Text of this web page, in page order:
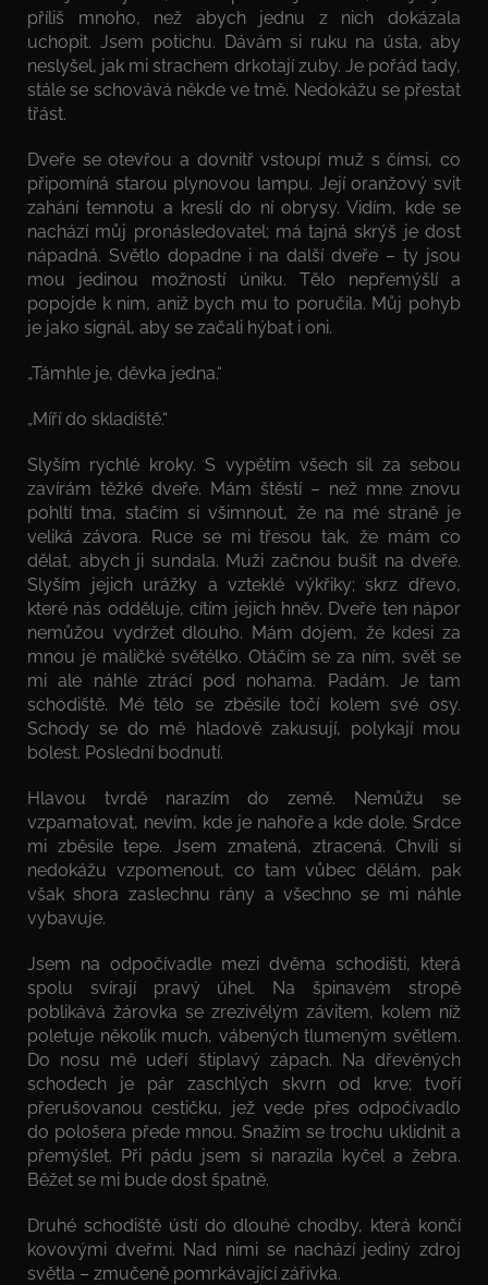
příliš mnoho, než abych jednu z nich dokázala
uchopit. Jsem potichu. Dávám si ruku na ústa, aby
neslyšel, jak mi strachem drkotají zuby. Je pořád tady,
stále se schovává někde ve tmě. Nedokážu se přestat
třást.
Dveře se otevřou a dovnitř vstoupí muž s čímsi, co
připomíná starou plynovou lampu. Její oranžový svit
zahání temnotu a kreslí do ní obrysy. Vidím, kde se
nachází můj pronásledovatel; má tajná skrýš je dost
nápadná. Světlo dopadne i na další dveře – ty jsou
mou jedinou možností úniku. Tělo nepřemýšlí a
popojde k nim, aniž bych mu to poručila. Můj pohyb
je jako signál, aby se začali hýbat i oni.
„Támhle je, děvka jedna.“
„Míří do skladiště.“
Slyším rychlé kroky. S vypětím všech sil za sebou
zavírám těžké dveře. Mám štěstí – než mne znovu
pohltí tma, stačím si všimnout, že na mé straně je
veliká závora. Ruce se mi třesou tak, že mám co
dělat, abych ji sundala. Muži začnou bušit na dveře.
Slyším jejich urážky a vzteklé výkřiky; skrz dřevo,
které nás odděluje, cítím jejich hněv. Dveře ten nápor
nemůžou vydržet dlouho. Mám dojem, že kdesi za
mnou je maličké světélko. Otáčím se za ním, svět se
mi ale náhle ztrácí pod nohama. Padám. Je tam
schodiště. Mé tělo se zběsile točí kolem své osy.
Schody se do mě hladově zakusují, polykají mou
bolest. Poslední bodnutí.
Hlavou tvrdě narazím do země. Nemůžu se
vzpamatovat, nevím, kde je nahoře a kde dole. Srdce
mi zběsile tepe. Jsem zmatená, ztracená. Chvíli si
nedokážu vzpomenout, co tam vůbec dělám, pak
však shora zaslechnu rány a všechno se mi náhle
vybavuje.
Jsem na odpočívadle mezi dvěma schodišti, která
spolu svírají pravý úhel. Na špinavém stropě
poblikává žárovka se zrezivělým závitem, kolem níž
poletuje několik much, vábených tlumeným světlem.
Do nosu mě udeří štiplavý zápach. Na dřevěných
schodech je pár zaschlých skvrn od krve; tvoří
přerušovanou cestičku, jež vede přes odpočívadlo
do pološera přede mnou. Snažím se trochu uklidnit a
přemýšlet. Při pádu jsem si narazila kyčel a žebra.
Běžet se mi bude dost špatně.
Druhé schodiště ústí do dlouhé chodby, která končí
kovovými dveřmi. Nad nimi se nachází jediný zdroj
světla – zmučeně pomrkávající zářivka.